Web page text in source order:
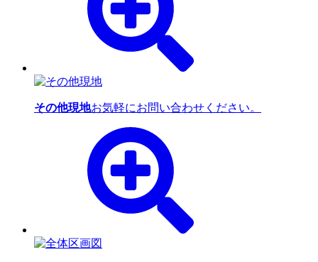
その他現地お気軽にお問い合わせください。